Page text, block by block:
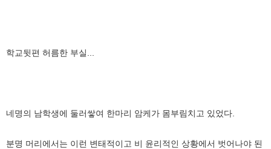
학교뒷편 허름한 부실...
네명의 남학생에 둘러쌓여 한마리 암케가 몸부림치고 있었다.
분명 머리에서는 이런 변태적이고 비 윤리적인 상황에서 벗어나야 된